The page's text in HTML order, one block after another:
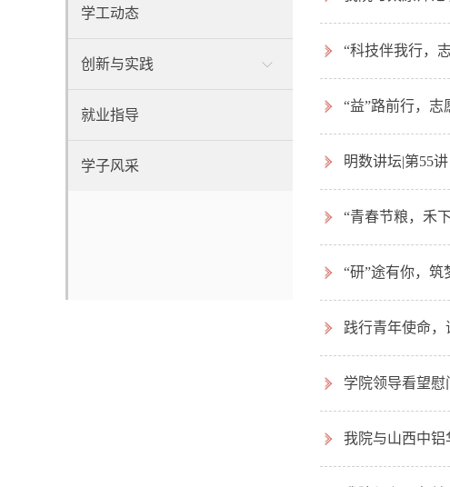
学工动态
创新与实践
就业指导
学子风采
“科技伴我行，
“益”路前行，
明数讲坛|第55
“青春节粮，禾
“研”途有你，
践行青年使命
学院领导看望
我院与山西中